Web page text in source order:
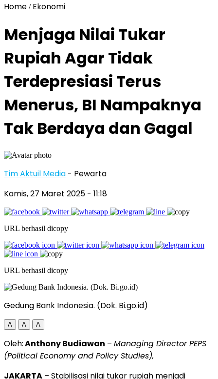
Home / Ekonomi
Menjaga Nilai Tukar
Rupiah Agar Tidak
Terdepresiasi Terus
Menerus, BI Nampaknya
Tak Berdaya dan Gagal
Tim Aktuil Media - Pewarta
Kamis, 27 Maret 2025 - 11:18
URL berhasil dicopy
URL berhasil dicopy
Gedung Bank Indonesia. (Dok. Bi.go.id)
A A A
Oleh:Anthony Budiawan – Managing Director PEPS
(Political Economy and Policy Studies),
JAKARTA – Stabilisasi nilai tukar rupiah menjadi